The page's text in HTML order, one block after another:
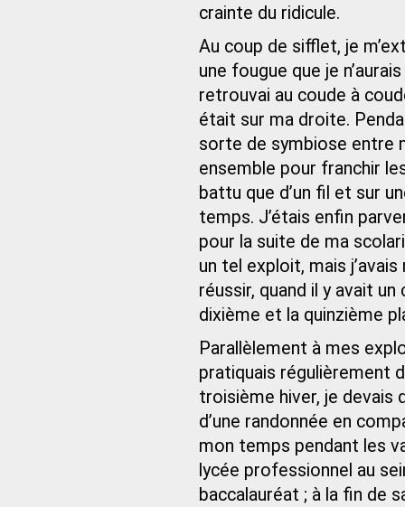
crainte du ridicule.
Au coup de sifflet, je
une fougue que je
retrouvai au coude à
était sur ma droite.
sorte de symbiose entre
ensemble pour franchir
battu que d’un fil et sur
temps. J’étais enfin
pour la suite de ma
un tel exploit, mais
réussir, quand il y avait
dixième et la quinzième
Parallèlement à mes
pratiquais régulièrement
troisième hiver, je devais
d’une randonnée en
mon temps pendant les
lycée professionnel au
baccalauréat ; à la fin de